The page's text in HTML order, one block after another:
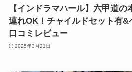
【インドラマハール】六甲道
連れOK！チャイルドセット有&
口コミレビュー
2025年3月21日